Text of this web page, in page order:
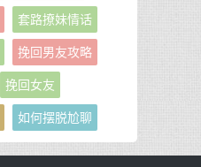
套路撩妹情话
挽回男友攻略
挽回女友
如何摆脱尬聊